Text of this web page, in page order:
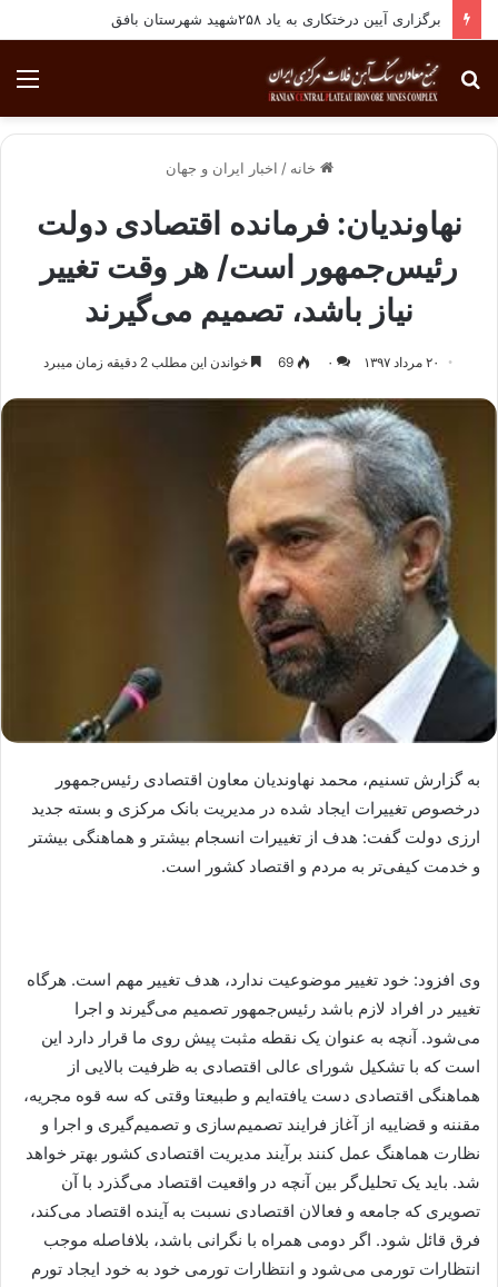
برگزاری آیین درختکاری به یاد ۲۵۸شهید شهرستان بافق
جستجو
برای
خانه / اخبار ایران و جهان
نهاوندیان: فرمانده اقتصادی دولت
رئیس‌جمهور است/ هر وقت تغییر
نیاز باشد، تصمیم می‌گیرند
۲۰ مرداد ۱۳۹۷ ۰ 69 خواندن این مطلب 2 دقیقه زمان میبرد
به گزارش تسنیم، محمد نهاوندیان معاون اقتصادی رئیس‌جمهور
درخصوص تغییرات ایجاد شده در مدیریت بانک مرکزی و بسته جدید
ارزی دولت گفت: هدف از تغییرات انسجام بیشتر و هماهنگی بیشتر
و خدمت کیفی‌تر به مردم و اقتصاد کشور است.
وی افزود:‌ خود تغییر موضوعیت ندارد، هدف تغییر مهم است. هرگاه
تغییر در افراد لازم باشد رئیس‌جمهور تصمیم می‌گیرند و اجرا
می‌شود. آنچه به عنوان یک نقطه مثبت پیش روی ما قرار دارد این
است که با تشکیل شورای عالی اقتصادی به ظرفیت بالایی از
هماهنگی اقتصادی دست یافته‌ایم و طبیعتا وقتی که سه قوه مجریه،
مقننه و قضاییه از آغاز فرایند تصمیم‌سازی و تصمیم‌گیری و اجرا و
نظارت هماهنگ عمل کنند برآیند مدیریت اقتصادی کشور بهتر خواهد
شد. باید یک تحلیل‌گر بین آنچه در واقعیت اقتصاد می‌گذرد با آن
تصویری که جامعه و فعالان اقتصادی نسبت به آینده اقتصاد می‌کند،
فرق قائل شود. اگر دومی همراه با نگرانی باشد، بلافاصله موجب
انتظارات تورمی می‌شود و انتظارات تورمی خود به خود ایجاد تورم